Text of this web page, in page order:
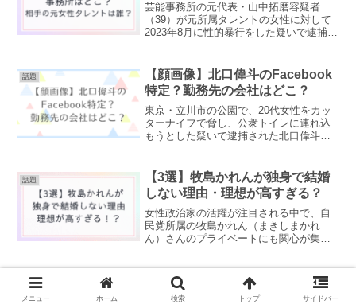
芸能事務所の元代表・山中拓磨容疑者
（39）が元所属タレントの女性に対して
2023年8月に性的暴行をした疑いで逮捕さ
す。✔山中拓磨の顔画像やプロフィール✔
芸能事務所はどこ？...
話題
【顔画像】北口偉斗のFacebook
特定？勤務先の会社はどこ？
東京・立川市の公園で、20代女性をカッ
ターナイフで脅し、公衆トイレに連れ込
もうとした疑いで逮捕された北口偉斗
か？」「SNSのアカウントはあるの
か？」と多くの人が検索してい...
話題
【3選】牧島かれんが独身で結婚
しない理由・理想が高すぎる？
女性政治家の活躍が注目される中で、自
民党所属の牧島かれん（まきしまかれ
ん）さんのプライベートにも関心が集ま
婚や夫（旦那）について気になる人も多
いようです。この記事では、...
話題
【何者】配信者ルイージとは誰？
中国人？動物虐待疑惑で大炎上！
メニュー ホーム 検索 トップ サイドバー